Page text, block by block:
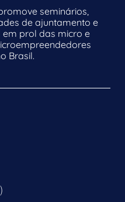
seminários,
de ajuntamento e
prol das micro e
Brasil.